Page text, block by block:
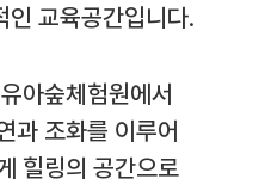
인 교육공간입니다.
아숲체험원에서
과 조화를 이루어
힐링의 공간으로